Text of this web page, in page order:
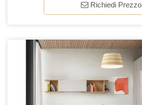
Richiedi Prezzo